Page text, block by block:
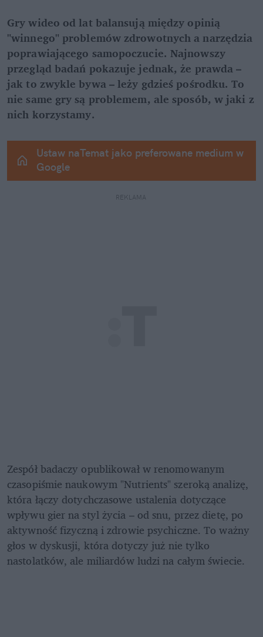
Gry wideo od lat balansują między opinią
"winnego" problemów zdrowotnych a narzędzia
poprawiającego samopoczucie. Najnowszy
przegląd badań pokazuje jednak, że prawda –
jak to zwykle bywa – leży gdzieś pośrodku. To
nie same gry są problemem, ale sposób, w jaki z
nich korzystamy.
Ustaw naTemat jako preferowane medium w
Google
REKLAMA
Zespół badaczy opublikował w renomowanym
czasopiśmie naukowym "Nutrients" szeroką analizę,
która łączy dotychczasowe ustalenia dotyczące
wpływu gier na styl życia – od snu, przez dietę, po
aktywność fizyczną i zdrowie psychiczne. To ważny
głos w dyskusji, która dotyczy już nie tylko
nastolatków, ale miliardów ludzi na całym świecie.